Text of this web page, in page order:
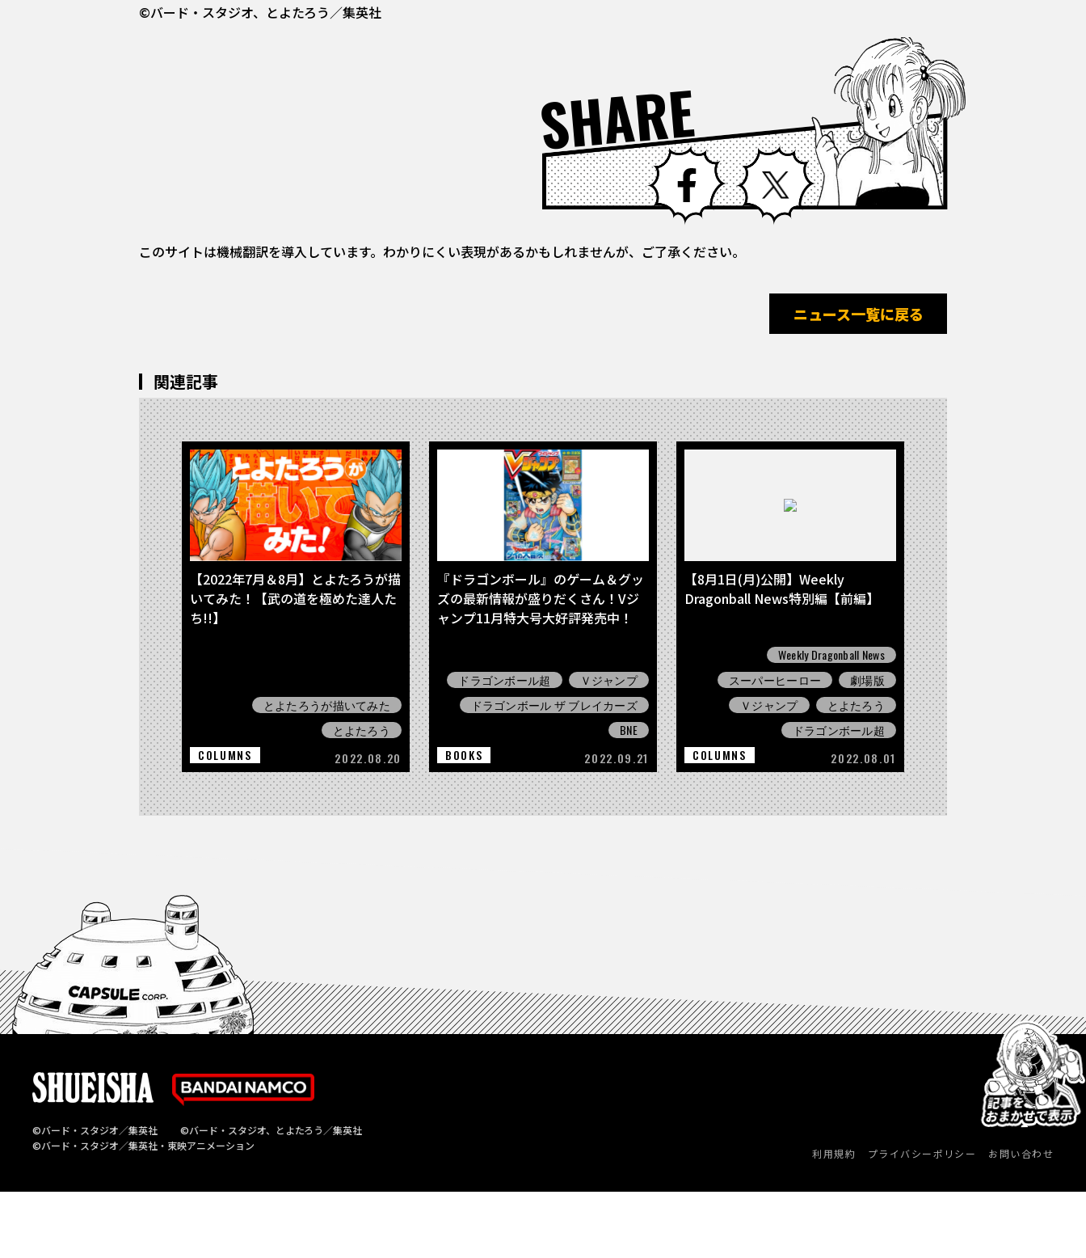
©バード・スタジオ、とよたろう／集英社
SHARE Facebook X
このサイトは機械翻訳を導入しています。わかりにくい表現があるかもしれませんが、ご了承ください。
ニュース一覧に戻る
関連記事
【2022年7月＆8月】とよたろうが描
いてみた！【武の道を極めた達人た
ち!!】
とよたろうが描いてみた
とよたろう
COLUMNS
2022.08.20
『ドラゴンボール』のゲーム＆グッ
ズの最新情報が盛りだくさん！Vジ
ャンプ11月特大号大好評発売中！
ドラゴンボール超
Ｖジャンプ
ドラゴンボール ザ ブレイカーズ
BNE
BOOKS
2022.09.21
【8月1日(月)公開】Weekly
Dragonball News特別編【前編】
Weekly Dragonball News
スーパーヒーロー
劇場版
Ｖジャンプ
とよたろう
ドラゴンボール超
COLUMNS
2022.08.01
©バード・スタジオ／集英社
©バード・スタジオ、とよたろう／集英社
©バード・スタジオ／集英社・東映アニメーション
利用規約 プライバシーポリシー お問い合わせ